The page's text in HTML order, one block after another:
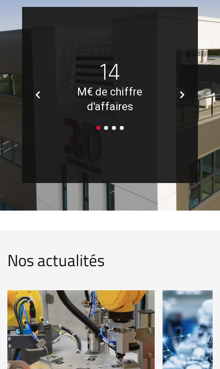
14
M€ de chiffre
d'affaires
Nos actualités